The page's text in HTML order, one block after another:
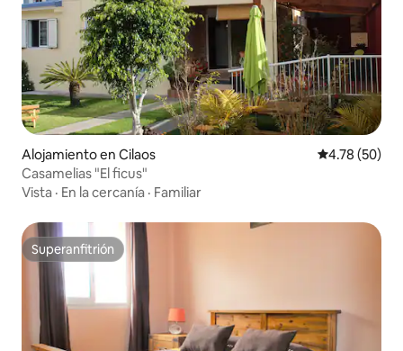
Alojamiento en Cilaos Calificación
4.78 (50)
Casamelias "El ficus"
Vista · En la cercanía · Familiar
Superanfitrión
Superanfitrión